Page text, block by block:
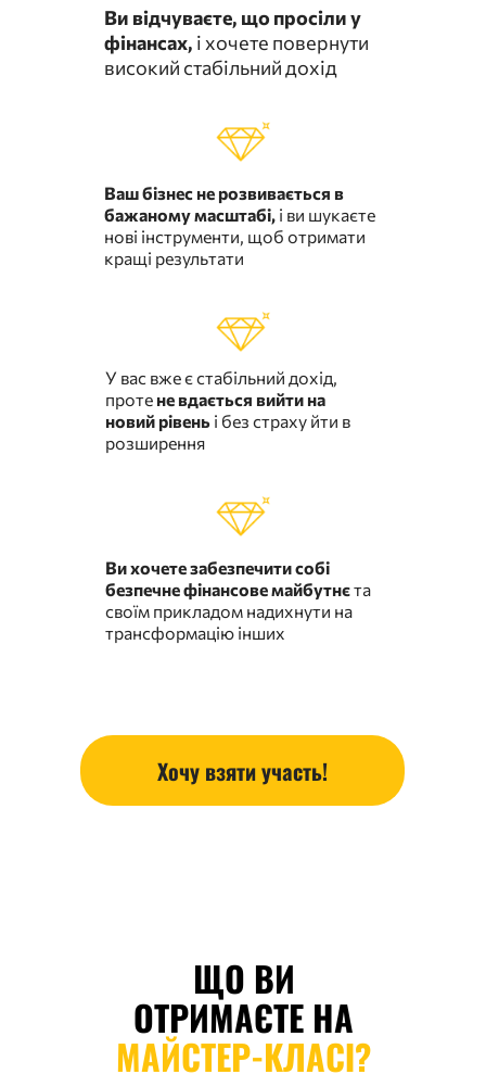
Ви відчуваєте, що просіли у
фінансах, і хочете повернути
високий стабільний дохід
У вас вже є стабільний дохід,
проте не вдається вийти на
новий рівень і без страху йти в
розширення
Хочу взяти участь!
Ваш бізнес не розвивається в
бажаному масштабі, і ви шукаєте
нові інструменти, щоб отримати
кращі результати
Ви хочете забезпечити собі
безпечне фінансове майбутнєта
своїм прикладом надихнути на
трансформацію інших
ЩО ВИ
ОТРИМАЄТЕ НА
МАЙСТЕР-КЛАСІ?